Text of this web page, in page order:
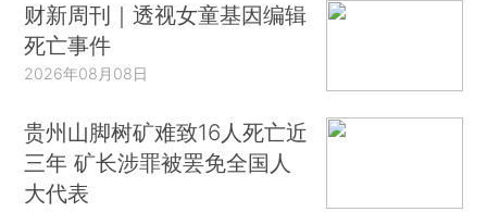
财新周刊｜透视女童基因编辑
死亡事件
2026年08月08日
贵州山脚树矿难致16人死亡近
三年 矿长涉罪被罢免全国人
大代表